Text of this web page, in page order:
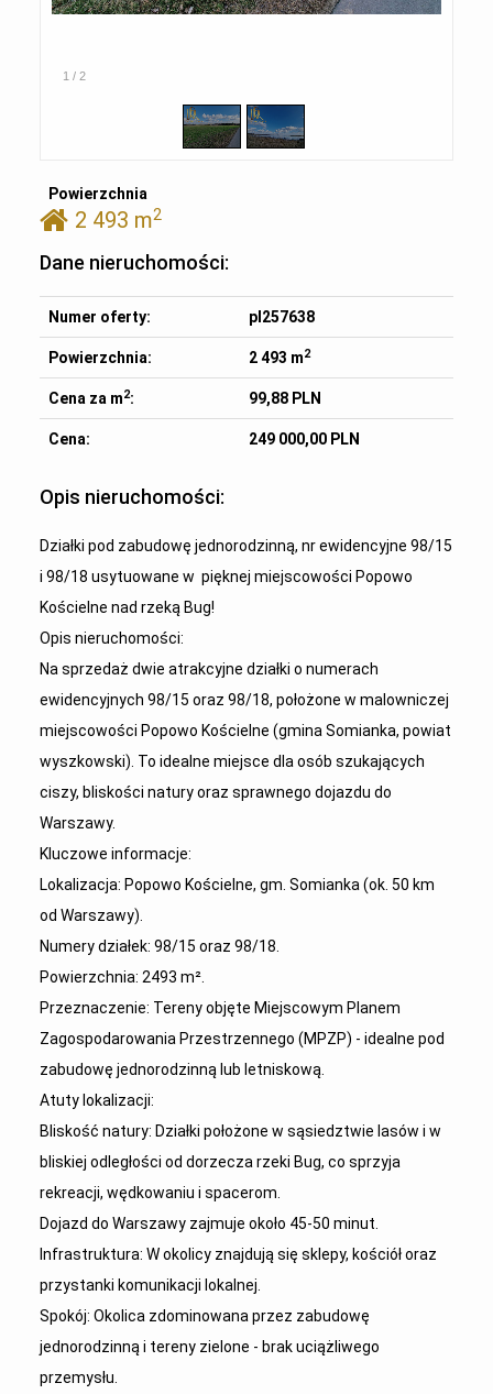
1 / 2
Powierzchnia
2 493 m2
Dane nieruchomości:
Numer oferty: pl257638
Powierzchnia: 2 493 m2
Cena za m2: 99,88 PLN
Cena: 249 000,00 PLN
Opis nieruchomości:
Działki pod zabudowę jednorodzinną, nr ewidencyjne 98/15
i 98/18 usytuowane w pięknej miejscowości Popowo
Kościelne nad rzeką Bug!
Opis nieruchomości:
Na sprzedaż dwie atrakcyjne działki o numerach
ewidencyjnych 98/15 oraz 98/18, położone w malowniczej
miejscowości Popowo Kościelne (gmina Somianka, powiat
wyszkowski). To idealne miejsce dla osób szukających
ciszy, bliskości natury oraz sprawnego dojazdu do
Warszawy.
Kluczowe informacje:
Lokalizacja: Popowo Kościelne, gm. Somianka (ok. 50 km
od Warszawy).
Numery działek: 98/15 oraz 98/18.
Powierzchnia: 2493 m².
Przeznaczenie: Tereny objęte Miejscowym Planem
Zagospodarowania Przestrzennego (MPZP) - idealne pod
zabudowę jednorodzinną lub letniskową.
Atuty lokalizacji:
Bliskość natury: Działki położone w sąsiedztwie lasów i w
bliskiej odległości od dorzecza rzeki Bug, co sprzyja
rekreacji, wędkowaniu i spacerom.
Dojazd do Warszawy zajmuje około 45-50 minut.
Infrastruktura: W okolicy znajdują się sklepy, kościół oraz
przystanki komunikacji lokalnej.
Spokój: Okolica zdominowana przez zabudowę
jednorodzinną i tereny zielone - brak uciążliwego
przemysłu.